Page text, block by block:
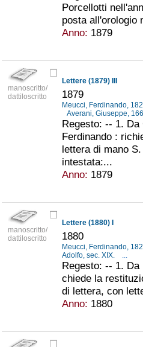
Porcellotti
posta all'orologio
Anno: 1879
manoscritto/
dattiloscritto
Lettere (1879) III
1879
Meucci, Ferdinando,
Averani, Giuseppe,
Regesto: -- 1.
Ferdinando :
lettera di mano
intestata:...
Anno: 1879
manoscritto/
dattiloscritto
Lettere (1880) I
1880
Meucci, Ferdinando,
Adolfo, sec. XIX.
...
Regesto: -- 1.
chiede la
di lettera, con
Anno: 1880